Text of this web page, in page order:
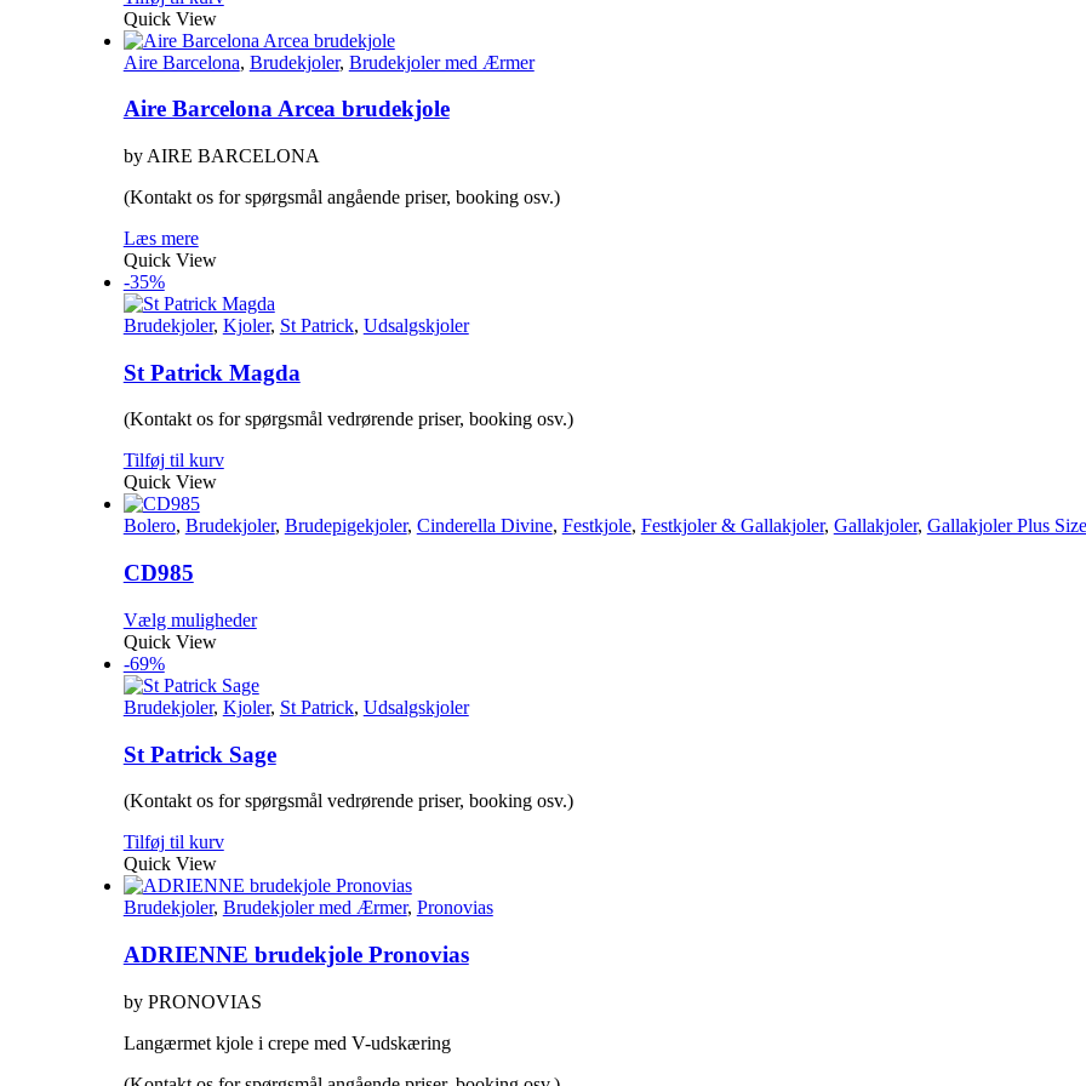
Quick View
Aire Barcelona, Brudekjoler, Brudekjoler med Ærmer
Aire Barcelona Arcea brudekjole
by AIRE BARCELONA
(Kontakt os for spørgsmål angående priser, booking osv.)
Læs mere
Quick View
-35%
Brudekjoler, Kjoler, St Patrick, Udsalgskjoler
St Patrick Magda
(Kontakt os for spørgsmål vedrørende priser, booking osv.)
Tilføj til kurv
Quick View
Bolero, Brudekjoler, Brudepigekjoler, Cinderella Divine, Festkjole, Festkjoler & Gallakjoler, Gallakjoler, Gallakjoler Plus Size
CD985
Vælg mulighederDette
flere
varianter.
kan
vælges
på
varesiden
Quick View
-69%
Brudekjoler, Kjoler, St Patrick, Udsalgskjoler
St Patrick Sage
(Kontakt os for spørgsmål vedrørende priser, booking osv.)
Tilføj til kurv
Quick View
Brudekjoler, Brudekjoler med Ærmer, Pronovias
ADRIENNE brudekjole Pronovias
by PRONOVIAS
Langærmet kjole i crepe med V-udskæring